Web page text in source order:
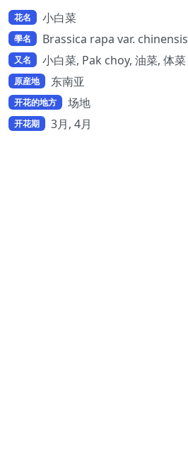
花名 小白菜
學名 Brassica rapa var. chinensis
又名 小白菜, Pak choy, 油菜, 体菜
原産地 东南亚
开花的地方 场地
开花期 3月, 4月